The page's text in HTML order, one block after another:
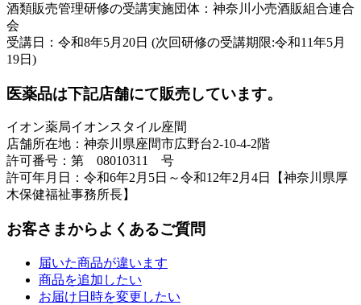
酒類販売管理研修の受講実施団体：神奈川小売酒販組合連合
会
受講日：令和8年5月20日 (次回研修の受講期限:令和11年5月
19日)
医薬品は下記店舗にて販売しています。
イオン薬局イオンスタイル座間
店舗所在地：神奈川県座間市広野台2-10-4-2階
許可番号：第 08010311 号
許可年月日：令和6年2月5日～令和12年2月4日【神奈川県厚
木保健福祉事務所長】
お客さまからよくあるご質問
届いた商品が違います
商品を追加したい
お届け日時を変更したい